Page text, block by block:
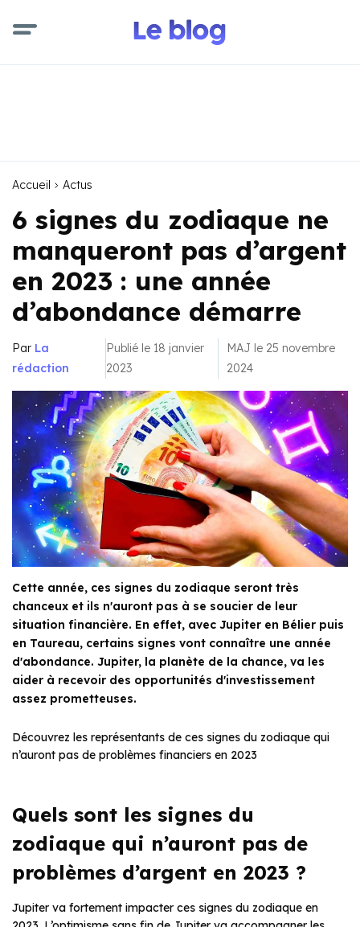
Accueil Actus
6 signes du zodiaque ne
manqueront pas d’argent
en 2023 : une année
d’abondance démarre
Par La
rédaction
Publié le 18 janvier
2023
MAJ le 25 novembre
2024
Cette année, ces signes du zodiaque seront très
chanceux et ils n'auront pas à se soucier de leur
situation financière. En effet, avec Jupiter en Bélier puis
en Taureau, certains signes vont connaître une année
d'abondance. Jupiter, la planète de la chance, va les
aider à recevoir des opportunités d'investissement
assez prometteuses.
Découvrez les représentants de ces signes du zodiaque qui
n’auront pas de problèmes financiers en 2023
Quels sont les signes du
zodiaque qui n’auront pas de
problèmes d’argent en 2023 ?
Jupiter va fortement impacter ces signes du zodiaque en